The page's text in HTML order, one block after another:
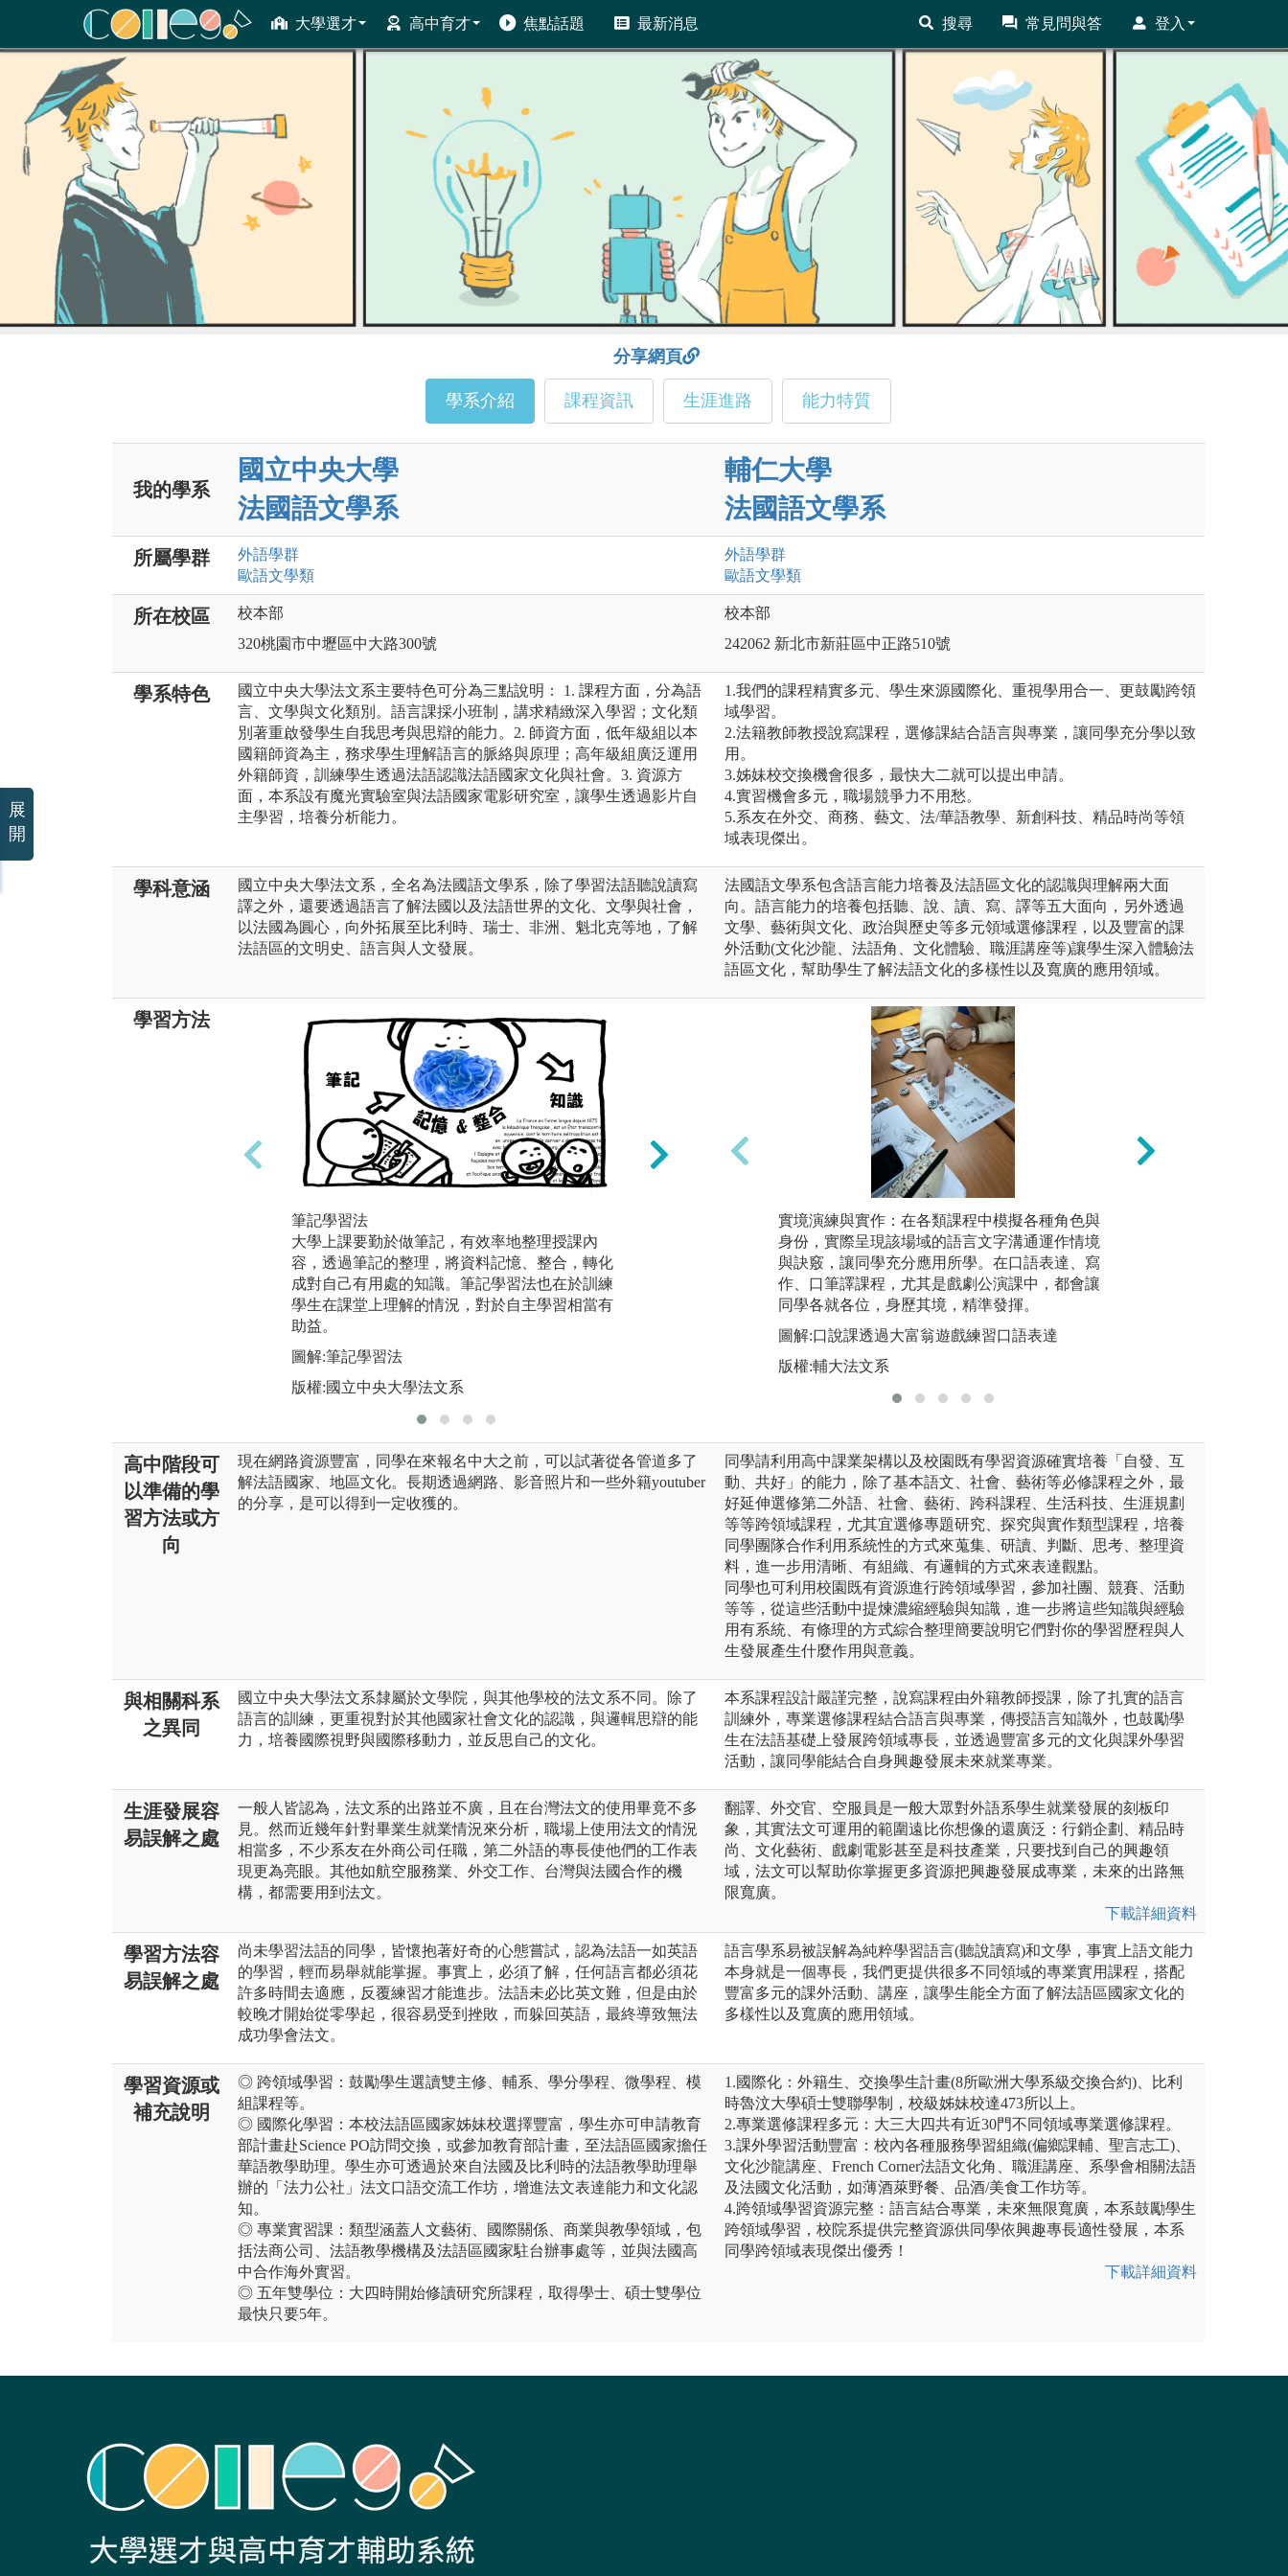
大學選才 高中育才 焦點話題 最新消息 搜尋 常見問與答 登入
ColleGo! 大學選才與高中育才輔助系統
分享網頁
學系介紹 課程資訊 生涯進路 能力特質
我的學系
國立中央大學
法國語文學系
輔仁大學
法國語文學系
所屬學群 外語學群
歐語文學類
外語學群
歐語文學類
所在校區
校本部
320桃園市中壢區中大路300號
校本部
242062 新北市新莊區中正路510號
學系特色
國立中央大學法文系主要特色可分為三點說明： 1. 課程方面，分為語
言、文學與文化類別。語言課採小班制，講求精緻深入學習；文化類
別著重啟發學生自我思考與思辯的能力。2. 師資方面，低年級組以本
國籍師資為主，務求學生理解語言的脈絡與原理；高年級組廣泛運用
外籍師資，訓練學生透過法語認識法語國家文化與社會。3. 資源方
面，本系設有魔光實驗室與法語國家電影研究室，讓學生透過影片自
主學習，培養分析能力。
1.我們的課程精實多元、學生來源國際化、重視學用合一、更鼓勵跨領
域學習。
2.法籍教師教授說寫課程，選修課結合語言與專業，讓同學充分學以致
用。
3.姊妹校交換機會很多，最快大二就可以提出申請。
4.實習機會多元，職場競爭力不用愁。
5.系友在外交、商務、藝文、法/華語教學、新創科技、精品時尚等領
域表現傑出。
學科意涵
國立中央大學法文系，全名為法國語文學系，除了學習法語聽說讀寫
譯之外，還要透過語言了解法國以及法語世界的文化、文學與社會，
以法國為圓心，向外拓展至比利時、瑞士、非洲、魁北克等地，了解
法語區的文明史、語言與人文發展。
法國語文學系包含語言能力培養及法語區文化的認識與理解兩大面
向。語言能力的培養包括聽、說、讀、寫、譯等五大面向，另外透過
文學、藝術與文化、政治與歷史等多元領域選修課程，以及豐富的課
外活動(文化沙龍、法語角、文化體驗、職涯講座等)讓學生深入體驗法
語區文化，幫助學生了解法語文化的多樣性以及寬廣的應用領域。
學習方法
筆記學習法
大學上課要勤於做筆記，有效率地整理授課內
容，透過筆記的整理，將資料記憶、整合，轉化
成對自己有用處的知識。筆記學習法也在於訓練
學生在課堂上理解的情況，對於自主學習相當有
助益。
圖解:筆記學習法
版權:國立中央大學法文系
影音學習法
語言的學習不能只是紙上作業，必須要能夠透過
相關的影音資料，訓練自我的聽力與反應力。影
音資料中的情境設定也有助於記憶與理解。
圖解:影音學習法
版權:國立中央大學法文系
實境演練與實作：在各類課程中模擬各種角色與
身份，實際呈現該場域的語言文字溝通運作情境
與訣竅，讓同學充分應用所學。在口語表達、寫
作、口筆譯課程，尤其是戲劇公演課中，都會讓
同學各就各位，身歷其境，精準發揮。
圖解:口說課透過大富翁遊戲練習口語表達
版權:輔大法文系
高中階段可
以準備的學
習方法或方
向
現在網路資源豐富，同學在來報名中大之前，可以試著從各管道多了
解法語國家、地區文化。長期透過網路、影音照片和一些外籍youtuber
的分享，是可以得到一定收獲的。
同學請利用高中課業架構以及校園既有學習資源確實培養「自發、互
動、共好」的能力，除了基本語文、社會、藝術等必修課程之外，最
好延伸選修第二外語、社會、藝術、跨科課程、生活科技、生涯規劃
等等跨領域課程，尤其宜選修專題研究、探究與實作類型課程，培養
同學團隊合作利用系統性的方式來蒐集、研讀、判斷、思考、整理資
料，進一步用清晰、有組織、有邏輯的方式來表達觀點。
同學也可利用校園既有資源進行跨領域學習，參加社團、競賽、活動
等等，從這些活動中提煉濃縮經驗與知識，進一步將這些知識與經驗
用有系統、有條理的方式綜合整理簡要說明它們對你的學習歷程與人
生發展產生什麼作用與意義。
與相關科系
之異同
國立中央大學法文系隸屬於文學院，與其他學校的法文系不同。除了
語言的訓練，更重視對於其他國家社會文化的認識，與邏輯思辯的能
力，培養國際視野與國際移動力，並反思自己的文化。
本系課程設計嚴謹完整，說寫課程由外籍教師授課，除了扎實的語言
訓練外，專業選修課程結合語言與專業，傳授語言知識外，也鼓勵學
生在法語基礎上發展跨領域專長，並透過豐富多元的文化與課外學習
活動，讓同學能結合自身興趣發展未來就業專業。
生涯發展容
易誤解之處
一般人皆認為，法文系的出路並不廣，且在台灣法文的使用畢竟不多
見。然而近幾年針對畢業生就業情況來分析，職場上使用法文的情況
相當多，不少系友在外商公司任職，第二外語的專長使他們的工作表
現更為亮眼。其他如航空服務業、外交工作、台灣與法國合作的機
構，都需要用到法文。
翻譯、外交官、空服員是一般大眾對外語系學生就業發展的刻板印
象，其實法文可運用的範圍遠比你想像的還廣泛：行銷企劃、精品時
尚、文化藝術、戲劇電影甚至是科技產業，只要找到自己的興趣領
域，法文可以幫助你掌握更多資源把興趣發展成專業，未來的出路無
限寬廣。
下載詳細資料
學習方法容
易誤解之處
尚未學習法語的同學，皆懷抱著好奇的心態嘗試，認為法語一如英語
的學習，輕而易舉就能掌握。事實上，必須了解，任何語言都必須花
許多時間去適應，反覆練習才能進步。法語未必比英文難，但是由於
較晚才開始從零學起，很容易受到挫敗，而躲回英語，最終導致無法
成功學會法文。
語言學系易被誤解為純粹學習語言(聽說讀寫)和文學，事實上語文能力
本身就是一個專長，我們更提供很多不同領域的專業實用課程，搭配
豐富多元的課外活動、講座，讓學生能全方面了解法語區國家文化的
多樣性以及寬廣的應用領域。
學習資源或
補充說明
◎ 跨領域學習：鼓勵學生選讀雙主修、輔系、學分學程、微學程、模
組課程等。
◎ 國際化學習：本校法語區國家姊妹校選擇豐富，學生亦可申請教育
部計畫赴Science PO訪問交換，或參加教育部計畫，至法語區國家擔任
華語教學助理。學生亦可透過於來自法國及比利時的法語教學助理舉
辦的「法力公社」法文口語交流工作坊，增進法文表達能力和文化認
知。
◎ 專業實習課：類型涵蓋人文藝術、國際關係、商業與教學領域，包
括法商公司、法語教學機構及法語區國家駐台辦事處等，並與法國高
中合作海外實習。
◎ 五年雙學位：大四時開始修讀研究所課程，取得學⼠、碩⼠雙學位
最快只要5年。
1.國際化：外籍生、交換學生計畫(8所歐洲大學系級交換合約)、比利
時魯汶大學碩士雙聯學制，校級姊妹校達473所以上。
2.專業選修課程多元：大三大四共有近30門不同領域專業選修課程。
3.課外學習活動豐富：校內各種服務學習組織(偏鄉課輔、聖言志工)、
文化沙龍講座、French Corner法語文化角、職涯講座、系學會相關法語
及法國文化活動，如薄酒萊野餐、品酒/美食工作坊等。
4.跨領域學習資源完整：語言結合專業，未來無限寬廣，本系鼓勵學生
跨領域學習，校院系提供完整資源供同學依興趣專長適性發展，本系
同學跨領域表現傑出優秀！
下載詳細資料
展
開